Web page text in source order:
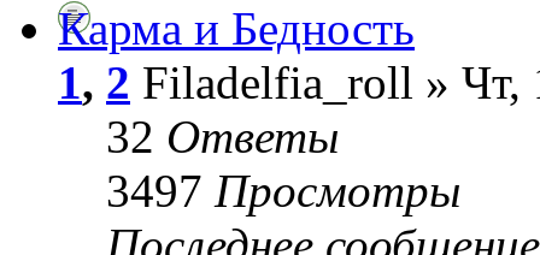
Карма и Бедность
1, 2 Filadelfia_roll » Чт,
32 Ответы
3497 Просмотры
Последнее